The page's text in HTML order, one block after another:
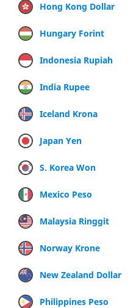
Hong Kong Dollar
Hungary Forint
Indonesia Rupiah
India Rupee
Iceland Krona
Japan Yen
S. Korea Won
Mexico Peso
Malaysia Ringgit
Norway Krone
New Zealand Dollar
Philippines Peso